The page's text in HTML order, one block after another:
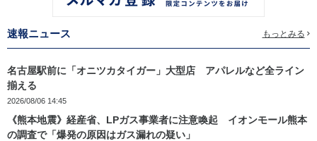
速報ニュース もっとみる
名古屋駅前に「オニツカタイガー」大型店 アパレルなど全ライン
揃える
2026/08/06 14:45
《熊本地震》経産省、LPガス事業者に注意喚起 イオンモール熊本
の調査で「爆発の原因はガス漏れの疑い」